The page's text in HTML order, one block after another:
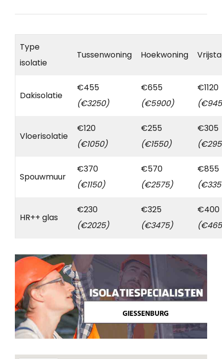
Type
isolatie
Tussenwoning Hoekwoning
Dakisolatie
€455
(€3250)
€655
(€5900)
€1120
Vloerisolatie
€120
(€1050)
€255
(€1550)
€305
Spouwmuur
€370
(€1150)
€570
(€2575)
€855
HR++ glas
€230
(€2025)
€325
(€3475)
€400